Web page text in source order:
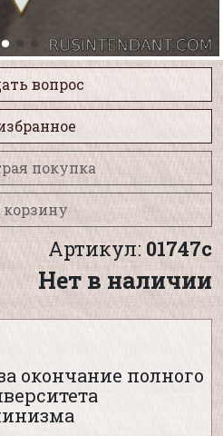
вопрос
покупка
корзину
Артикул:01747с
Нет в наличии
окончание полного